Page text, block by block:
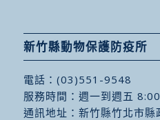
新竹縣動物保護防疫所
電話： (03)551-9548
服務時間：週一到週五
通訊地址： 新竹縣竹北市